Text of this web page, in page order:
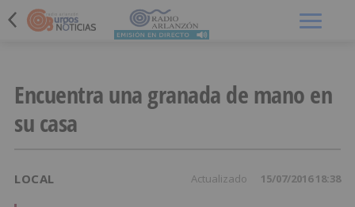
Encuentra una granada de mano en
su casa
LOCAL Actualizado 15/07/2016 18:38